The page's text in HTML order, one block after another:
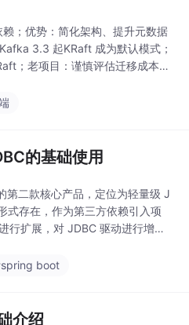
；优势：简化架构、提升元数据
3.3 起KRaft 成为默认模式；
；老项目：谨慎评估迁移成本，
）；可靠性基石acks=all+ 多副
的基础使用
二款核心产品，定位为轻量级 J
式存在，作为第三方依赖引入项
行扩展，对 JDBC 驱动进行增
辑整体，应用层只需面向逻辑库和
boot
介绍